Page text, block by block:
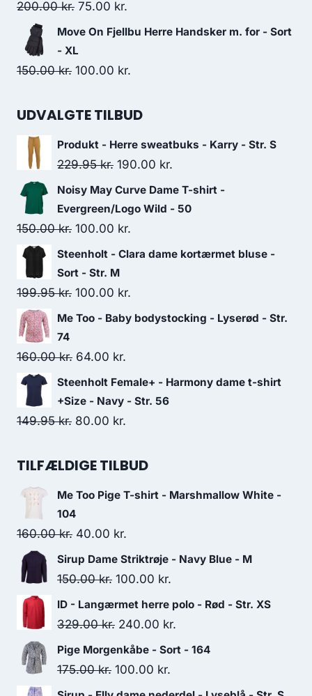
500.00 kr..
200.00kr. Original
price
200.00 kr..
75.00 kr.
price
75.00 kr..
Move On Fjellbu Herre Handsker m. for - Sort
- XL
150.00kr. Original
was:
100.00 kr.
is:
UDVALGTE TILBUD
Produkt - Herre sweatbuks - Karry - Str. S
229.95kr. Original
price
was:
229.95 kr..
190.00 kr.
price
is:
Noisy May Curve Dame T-shirt -
Evergreen/Logo Wild - 50
150.00kr. Original
price
was:
150.00 kr..
100.00 kr.
price
Steenholt - Clara dame kortærmet bluse -
Sort - Str. M
199.95kr. Original
price
199.95 kr..
100.00 kr.
price
Me Too - Baby bodystocking - Lyserød - Str.
74
160.00kr. Original
price
was:
160.00 kr..
64.00 kr.
price
is:
Steenholt Female+ - Harmony dame t-shirt
+Size - Navy - Str. 56
149.95kr. Original
was:
80.00 kr.
is:
TILFÆLDIGE TILBUD
Me Too Pige T-shirt - Marshmallow White -
104
160.00kr. Original
price
was:
40.00 kr.
price
is:
Sirup Dame Striktrøje - Navy Blue - M
150.00kr. Original
price
was:
150.00 kr..
100.00 kr.
price
is:
ID - Langærmet herre polo - Rød - Str. XS
329.00kr. Original
price
was:
240.00 kr.
price
Pige Morgenkåbe - Sort - 164
175.00kr. Original
price
100.00 kr.
price